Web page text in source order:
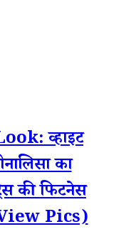
व्हाइट
का
की फिटनेस
Pics)